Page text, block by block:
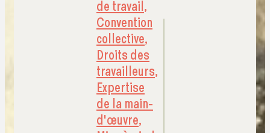
de travail,
Convention
collective,
Droits des
travailleurs,
Expertise
de la main-
d'œuvre,